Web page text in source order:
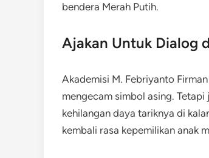
bendera Merah Putih.
Ajakan Untuk Dialog
Akademisi M. Febriyanto
mengecam simbol asing.
kehilangan daya tariknya di
kembali rasa kepemilikan anak